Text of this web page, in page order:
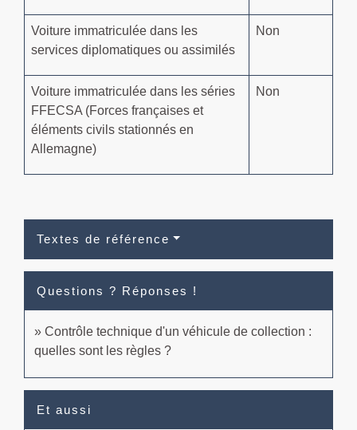
Voiture immatriculée dans les
services diplomatiques ou assimilés
Non
Voiture immatriculée dans les séries
FFECSA (Forces françaises et
éléments civils stationnés en
Allemagne)
Non
Textes de référence
Questions ? Réponses !
Contrôle technique d'un véhicule de collection :
quelles sont les règles ?
Et aussi